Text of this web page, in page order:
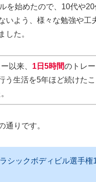
を始めたので、10代や
いよう、様々な勉強や工
した。
以来、 1日5時間のトレ
う生活を5年ほど続けたこ
通りです。
シックボディビル選手権